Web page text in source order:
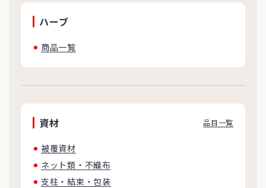
ハーブ
商品一覧
資材 品目一覧
被覆資材
ネット類・不織布
支柱・結束・包装